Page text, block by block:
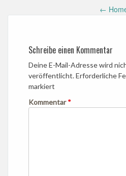
navigation
←
Schreibe einen Kommentar
Deine E-Mail-Adresse wird
veröffentlicht.Erforderliche
markiert
Kommentar*